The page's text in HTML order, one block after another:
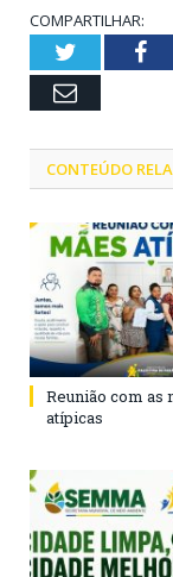
COMPARTILHAR:
Twitter
Email
CONTEÚDO
Reunião com as
atípicas